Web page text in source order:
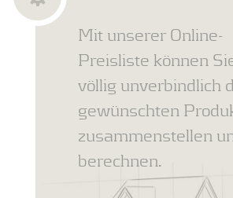
Mit unserer Online-
Preisliste können
völlig unverbindlich
gewünschten
zusammenstellen
berechnen.